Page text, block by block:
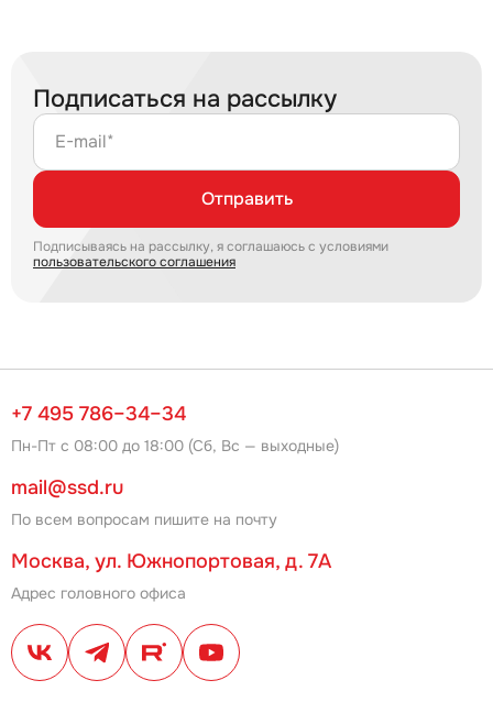
Подписаться на рассылку
E-mail*
Отправить
Подписываясь на рассылку, я соглашаюсь с условиями
пользовательского соглашения
+7 495 786–34–34
Пн-Пт с 08:00 до 18:00 (Сб, Вс — выходные)
mail@ssd.ru
По всем вопросам пишите на почту
Москва, ул. Южнопортовая, д. 7А
Адрес головного офиса